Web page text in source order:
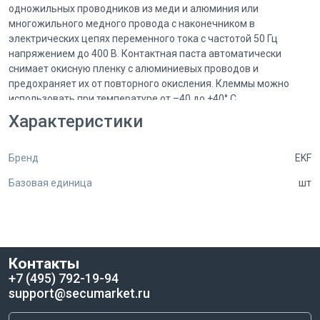
одножильных проводников из меди и алюминия или
многожильного медного провода с наконечником в
электрических цепях переменного тока с частотой 50 Гц
напряжением до 400 В. Контактная паста автоматически
снимает окисную пленку с алюминиевых проводов и
предохраняет их от повторного окисления. Клеммы можно
использовать при температуре от –40 до +40° C.
Характеристики
Бренд EKF
Базовая единица шт
Контакты
+7 (495) 792-19-94
support@secumarket.ru